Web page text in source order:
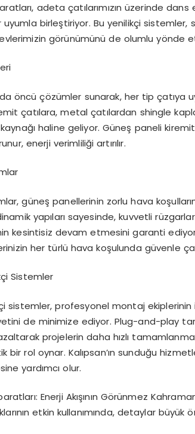
adeta çatılarımızın üzerinde
birleştiriyor. Bu yenilikçi sistemler,
görünümünü de olumlu yönde
öncü çözümler sunarak, her tip çatıya
çatılara, metal çatılardan shingle
haline geliyor. Güneş paneli kiremit
enerji verimliliği artırılır.
güneş panellerinin zorlu hava
yapıları sayesinde, kuvvetli
kesintisiz devam etmesini garanti ediyor.
her türlü hava koşulunda güvenle
Sistemler
sistemler, profesyonel montaj ekiplerinin
de minimize ediyor. Plug-and-play
projelerin daha hızlı
bir rol oynar. Kalıpsan’ın sunduğu
yardımcı olur.
Enerji Akışının Görünmez
etkin kullanımında, detaylar büyük